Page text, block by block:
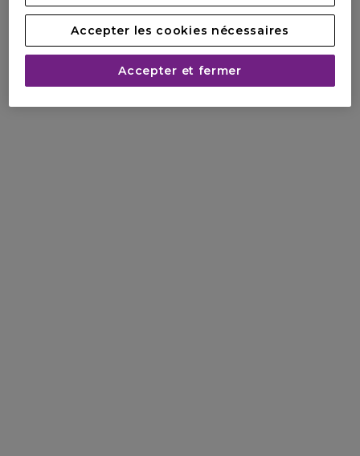
Accepter les cookies nécessaires
Accepter et fermer